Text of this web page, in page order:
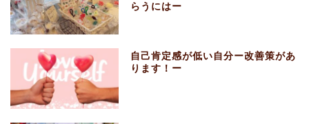
らうにはー
自己肯定感が低い自分ー改善策があ
ります！ー